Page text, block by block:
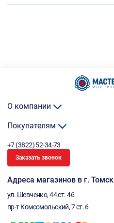
О компании
Покупателям
+7 (3822) 52-34-73
Заказать звонок
Адреса магазинов в г. Томск
ул. Шевченко, 44 ст. 46
пр-т Комсомольский, 7 ст. 6